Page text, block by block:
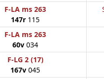
F-LA ms 263
147r 115
F-LA ms 263
60v 034
F-LG 2 (17)
167v 045